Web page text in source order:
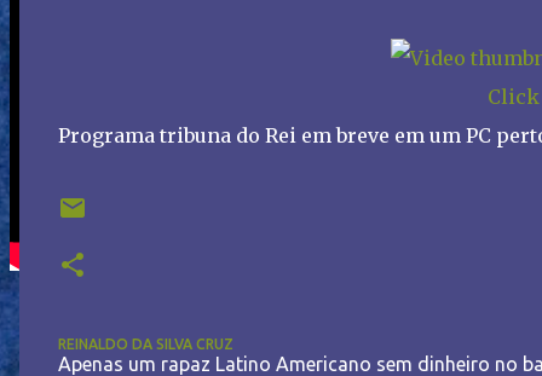
Click
Programa tribuna do Rei em breve em um PC
REINALDO DA SILVA CRUZ
Apenas um rapaz Latino Americano sem dinheiro no